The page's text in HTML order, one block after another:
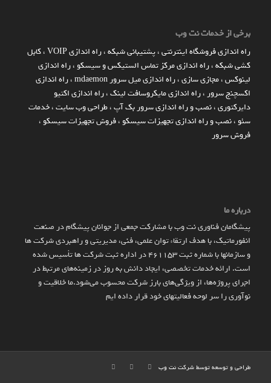
برخی از خدمات نت وب
راه اندازي فروشگاه اينترنتي،پشتیبانی شبکه،راه اندازی VOIP ،کابل
کشی شبکه،راه اندازی مرکز تماس الستیکس و سیسکو،راه اندازی
لینوکس،مجازی سازی،راه اندازی میل سرور mdaemon ،راه اندازی
اکسچنج سرور،راه اندازی مایکروسافت لینک،راه اندازی اکتیو
دایرکتوری،نصب و راه اندازی سرور بک آپ،طراحی وب سایت،خدمات
سئو،نصب و راه اندازی تجهیزات سیسکو،فروش تجهیزات سیسکو،
فروش سرور
درباره ما
پیشگامان فناوری نت وب با مشارکت جمعی از جوانان پیشگام در صنعت
انفورماتیک، با هدف ارتقاء توان علمی، فنی، مدیریتی و راهبردی شرکت ها
و سازمان­ها با شماره ثبت 461153 در اداره ثبت شرکت ها تأسیس شده
است. ارائه خدمات تخصصی، ایجاد دانش به‌ روز در زمینه‌های مرتبط در
اجرای پروژه‌ها، از ویژگی‌های بارز شرکت محسوب می‌شود.ما خلاقیت و
نوآوری را سر لوحه فعالیتهای خود قرار داده ایم
طراحی و توسعه توسط شرکتنت وب